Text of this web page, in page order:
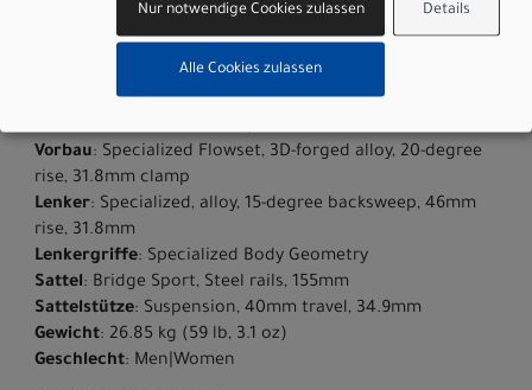
: Custom alloy forged crankarms
Umwerfer hinten: Shimano CUES 9-Speed
: Specialized Commuter w/ grip tape & reflectors
Vorderreifen: Pathfinder Sport Reflect, 650Bx2.3
Vorbau: Specialized Flowset, 3D-forged alloy, 20-degree
rise, 31.8mm clamp
Lenker: Specialized, alloy, 15-degree backsweep, 46mm
rise, 31.8mm
Lenkergriffe: Specialized Body Geometry
Sattel: Bridge Sport, Steel rails, 155mm
Sattelstütze: Suspension, 40mm travel, 34.9mm
Gewicht: 26.85 kg (59 lb, 3.1 oz)
Geschlecht: Men|Women
Details
Nur notwendige Cookies zulassen
Alle Cookies zulassen